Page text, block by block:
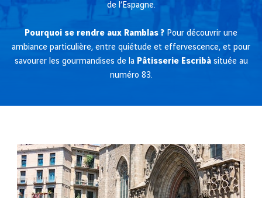
de l’Espagne.
Pourquoi se rendre aux Ramblas ? Pour découvrir une
ambiance particulière, entre quiétude et effervescence, et pour
savourer les gourmandises de la Pâtisserie Escribàsituée au
numéro 83.